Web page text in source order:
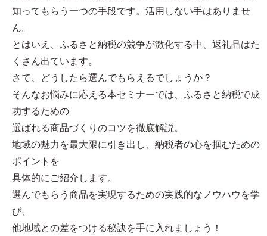
知ってもらう一つの手段です。活用しない手はありませ
ん。
とはいえ、ふるさと納税の競争が激化する中、返礼品はた
くさん出ています。
さて、どうしたら選んでもらえるでしょうか？
そんなお悩みに応える本セミナーでは、ふるさと納税で成
功するための
選ばれる商品づくりのコツを徹底解説。
地域の魅力を最大限に引き出し、納税者の心を掴むための
ポイントを
具体的にご紹介します。
選んでもらう商品を実現するための実践的なノウハウを学
び、
他地域との差をつける秘訣を手に入れましょう！